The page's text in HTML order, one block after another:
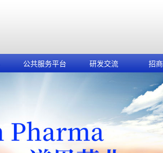
公共服务平台 研发交流 招